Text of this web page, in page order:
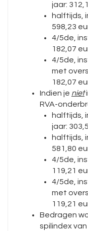
jaar:
halftijds,
598,23
4/5de,
182,07
4/5de,
met
182,07
Indien je niet
RVA-
halftijds,
jaar:
halftijds,
581,80
4/5de,
119,21
4/5de,
met
119,21
Bedragen
spilindex